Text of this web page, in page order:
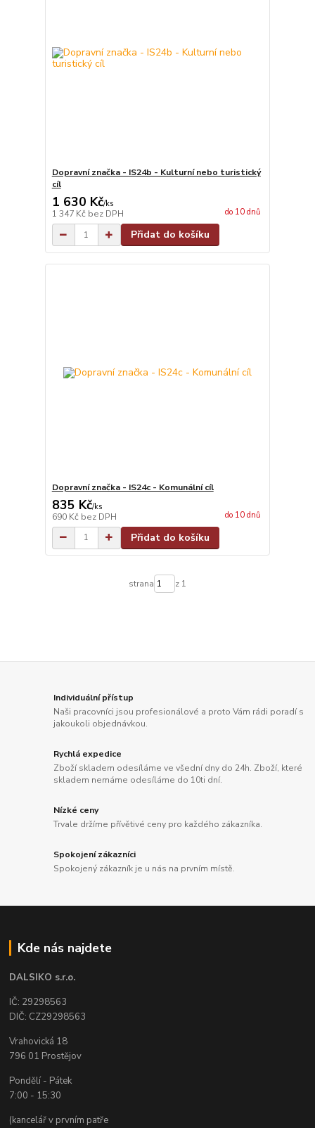
Dopravní značka - IS24b - Kulturní nebo turistický
cíl
1 630 Kč/ks
1 347 Kč bez DPH do 10 dnů
Přidat do košíku
Dopravní značka - IS24c - Komunální cíl
835 Kč/ks
690 Kč bez DPH do 10 dnů
Přidat do košíku
strana z 1
Individuální přístup
Naši pracovníci jsou profesionálové a proto Vám rádi poradí s
jakoukoli objednávkou.
Rychlá expedice
Zboží skladem odesíláme ve všední dny do 24h. Zboží, které
skladem nemáme odesíláme do 10ti dní.
Nízké ceny
Trvale držíme přívětivé ceny pro každého zákazníka.
Spokojení zákazníci
Spokojený zákazník je u nás na prvním místě.
Kde nás najdete
DALSIKO s.r.o.
IČ: 29298563
DIČ: CZ29298563
Vrahovická 18
796 01 Prostějov
Pondělí - Pátek
7:00 - 15:30
(kancelář v prvním patře